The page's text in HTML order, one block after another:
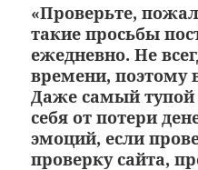
«Проверьте,
такие просьбы
ежедневно. Не
времени, поэтому
Даже самый
себя от потери
эмоций, если
проверку сайта,